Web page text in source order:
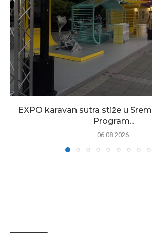
EXPO karavan sutra stiže u
Program...
06.08.2026.